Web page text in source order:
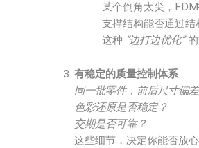
某个倒角太尖，
支撑结构能否通过
这种 “边打边优化”的
有稳定的质量控制体系
同一批零件，前后尺寸偏
色彩还原是否稳定？
交期是否可靠？
这些细节，决定你能否放